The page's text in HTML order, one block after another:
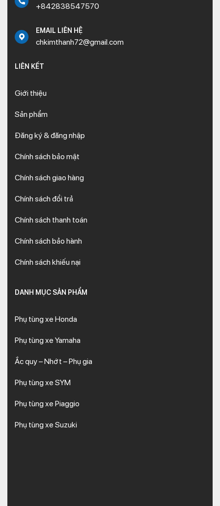
+842838547570
EMAIL LIÊN HỆ
chkimthanh72@gmail.com
LIÊN KẾT
Giới thiệu
Sản phẩm
Đăng ký & đăng nhập
Chính sách bảo mật
Chính sách giao hàng
Chính sách đổi trả
Chính sách thanh toán
Chính sách bảo hành
Chính sách khiếu nại
DANH MỤC SẢN PHẨM
Phụ tùng xe Honda
Phụ tùng xe Yamaha
Ắc quy – Nhớt – Phụ gia
Phụ tùng xe SYM
Phụ tùng xe Piaggio
Phụ tùng xe Suzuki